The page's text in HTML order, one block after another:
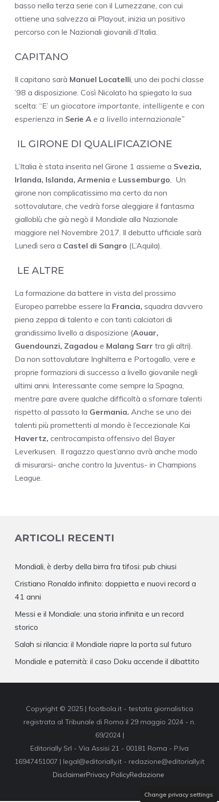
basso nella terza serie con il Lumezzane, con cui
ottiene una salvezza ai Playout, inizia un positivo
percorso con le Nazionali giovanili d’Italia.
CAPITANO
Il capitano sarà Manuel Locatelli, uno dei pochi classe
’98 a disposizione. Così Nicolato ha spiegato la sua
scelta: “E’ un giocatore importante, intelligente e con
esperienza in Serie A e a livello internazionale”
IL GIRONE DI QUALIFICAZIONE
L’Italia è stata inserita nel Girone 1 assieme a Svezia,
Irlanda, Islanda, Armenia e Lussemburgo. Un
girone non complicatissimo ma certo da non
sottovalutare, che vedrà forse aleggiare il fantasma
gialloblù che già negò il Mondiale alla Nazionale
maggiore nel Novembre 2017. Il debutto ufficiale sarà
Lunedì sera a Castel di Sangro (L’Aquila).
LE ALTRE
La formazione da battere in vista del prossimo
Europeo parrebbe essere la Francia, squadra davvero
piena zeppa di talento e con tanti calciatori di
grandissimo livello a disposizione (Aouar,
Guendounzi, Zagadou e Malang Sarr tra gli altri).
Da non sottovalutare Inghilterra e Portogallo, vere e
proprie formazioni di successo a livello giovanile negli
ultimi anni. Interessante come sempre la Spagna,
mentre pare avere qualche difficoltà a sfornare talenti
rispetto al passato la Germania. Anche se uno dei
talenti più promettenti al mondo è l’eccezionale Kai
Havertz, centrocampista offensivo del Bayer
Leverkusen. Il ragazzo quest’anno avrà anche modo
di misurarsi- anche contro la Juventus- in Champions
League.
ARTICOLI RECENTI
Mondiali, è derby della birra fra tifosi: pub chiusi
Cristiano Ronaldo infinito: doppietta e nuovi record a
41 anni
Messi e il Mondiale: una storia infinita e un record
storico
Salah si rilancia: il Mondiale riapre la porta sul futuro
Mondiale e paternità: il caso Doku accende il dibattito
Copyright © 2025 | footbola.it - testata giornalistica
registrata al Tribunale di Roma il 29 maggio 2024 - n.
69/2024 |
Editorially Srl - Via Assisi 21 - 00181 Roma - P.Iva
16947451007 | legal@editorially.it - redazione@editorially.it
DisclaimerPrivacy PolicyRedazione
Change privacy settings